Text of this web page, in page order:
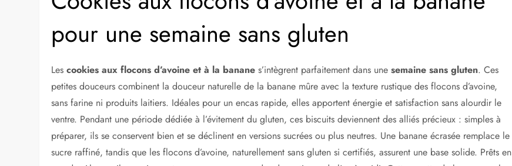
pour une semaine sans gluten
Lescookies aux flocons d’avoine et à la banane s’intègrent parfaitement dans unesemaine sans gluten. Ces
petites douceurs combinent la douceur naturelle de la banane mûre avec la texture rustique des flocons d’avoine,
sans farine ni produits laitiers. Idéales pour un encas rapide, elles apportent énergie et satisfaction sans alourdir le
ventre. Pendant une période dédiée à l’évitement du gluten, ces biscuits deviennent des alliés précieux : simples à
préparer, ils se conservent bien et se déclinent en versions sucrées ou plus neutres. Une banane écrasée remplace le
sucre raffiné, tandis que les flocons d’avoine, naturellement sans gluten si certifiés, assurent une base solide. Prêts en